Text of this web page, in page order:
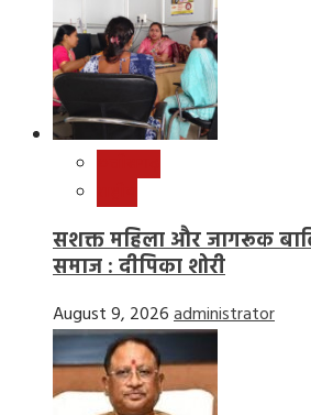
सशक्त महिला और जागरूक
समाज : दीपिका शोरी
August 9, 2026administrator